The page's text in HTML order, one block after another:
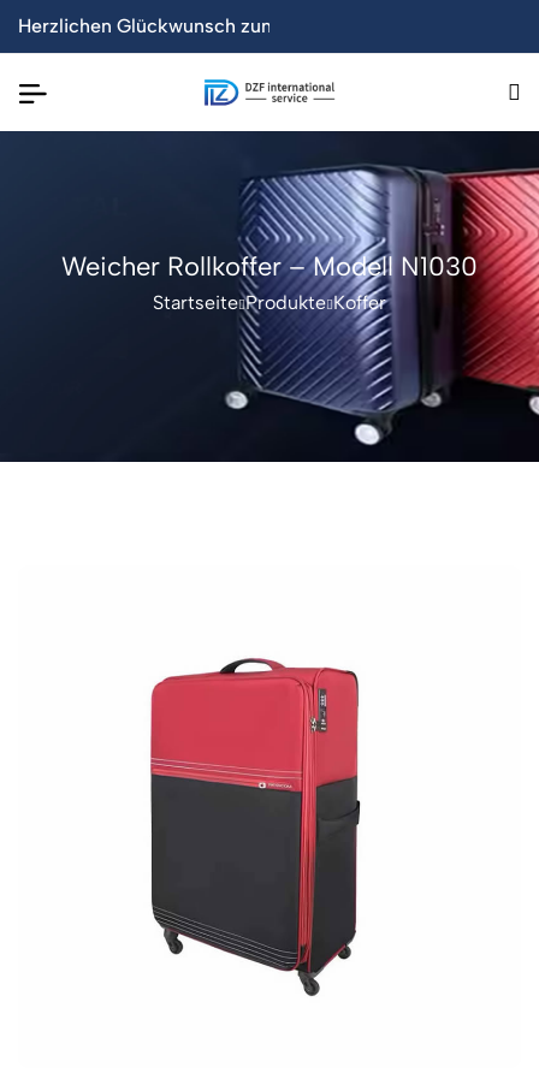
Markt gebracht!
Tisch senkt um 50%
Herzlichen Glückwunsch zum erfolgreichen Launch der
Weicher Rollkoffer – Modell N1030
Startseite Produkte Koffer